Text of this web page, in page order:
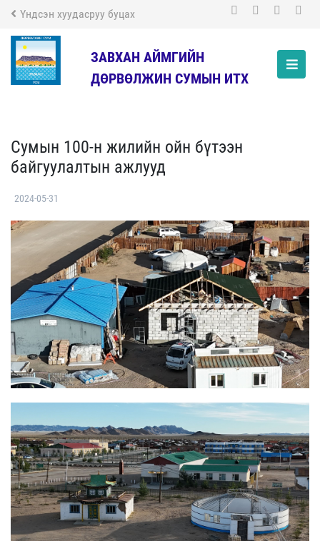
Үндсэн хуудасруу буцах
ЗАВХАН АЙМГИЙН
ДӨРВӨЛЖИН СУМЫН ИТХ
Сумын 100-н жилийн ойн бүтээн
байгуулалтын ажлууд
2024-05-31